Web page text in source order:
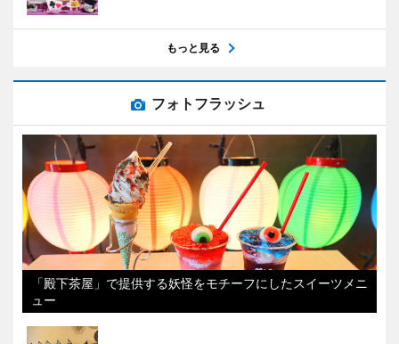
もっと見る
フォトフラッシュ
「殿下茶屋」で提供する妖怪をモチーフにしたスイーツメニ
ュー